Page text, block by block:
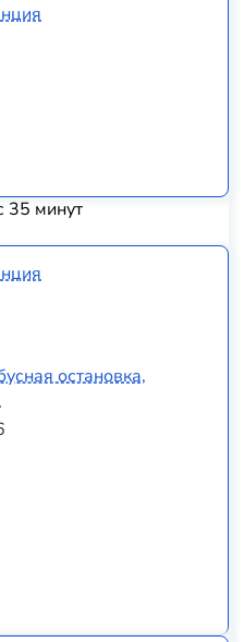
35 минут
остановка,